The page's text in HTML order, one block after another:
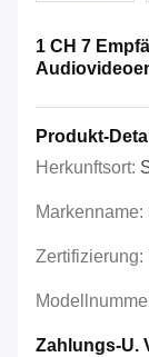
1 CH 7
Produkt-
Herkunftsort:
Markenname:
Zertifizierung:
Zahlungs-U.